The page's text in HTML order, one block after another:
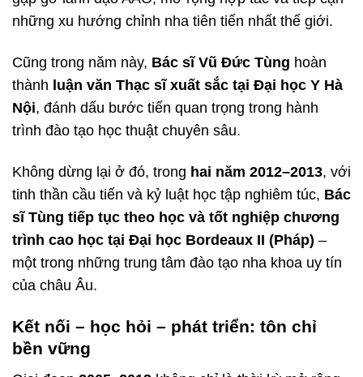
những xu hướng chỉnh nha tiên tiến nhất thế giới.
Cũng trong năm này, Bác sĩ Vũ Đức Tùng hoàn
thành luận văn Thạc sĩ xuất sắc tại Đại học Y Hà
Nội, đánh dấu bước tiến quan trọng trong hành
trình đào tạo học thuật chuyên sâu.
Không dừng lại ở đó, trong hai năm 2012–2013, với
tinh thần cầu tiến và kỷ luật học tập nghiêm túc, Bác
sĩ Tùng tiếp tục theo học và tốt nghiệp chương
trình cao học tại Đại học Bordeaux II (Pháp) –
một trong những trung tâm đào tạo nha khoa uy tín
của châu Âu.
Kết nối – học hỏi – phát triển: tôn chỉ
bền vững